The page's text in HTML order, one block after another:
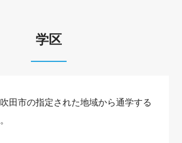
学区
田市の指定された地域から通学する